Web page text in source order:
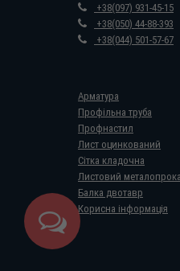
+38(097) 931-45-15
+38(050) 44-88-393
+38(044) 501-57-67
Арматура
Профільна труба
Профнастил
Лист оцинкований
Сітка кладочна
Листовий
Балка двотавр
Корисна інформація